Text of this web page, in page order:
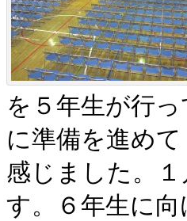
を５年生が行
に準備を進め
感じました。
す。６年生に